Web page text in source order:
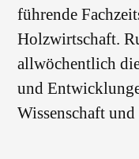
führende
Holzwirtschaft.
allwöchentlich
und
Wissenschaft